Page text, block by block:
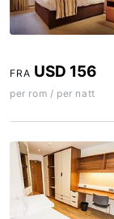
FRA USD 156
per rom / per natt